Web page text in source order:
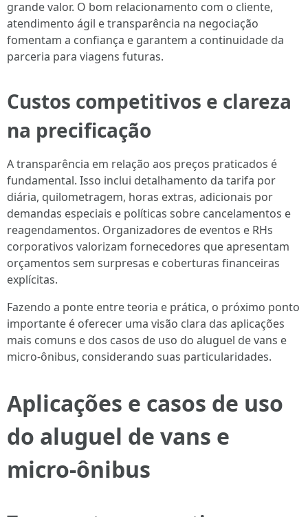
grande valor. O bom relacionamento com o cliente,
atendimento ágil e transparência na negociação
fomentam a confiança e garantem a continuidade da
parceria para viagens futuras.
Custos competitivos e clareza
na precificação
A transparência em relação aos preços praticados é
fundamental. Isso inclui detalhamento da tarifa por
diária, quilometragem, horas extras, adicionais por
demandas especiais e políticas sobre cancelamentos e
reagendamentos. Organizadores de eventos e RHs
corporativos valorizam fornecedores que apresentam
orçamentos sem surpresas e coberturas financeiras
explícitas.
Fazendo a ponte entre teoria e prática, o próximo ponto
importante é oferecer uma visão clara das aplicações
mais comuns e dos casos de uso do aluguel de vans e
micro-ônibus, considerando suas particularidades.
Aplicações e casos de uso
do aluguel de vans e
micro-ônibus